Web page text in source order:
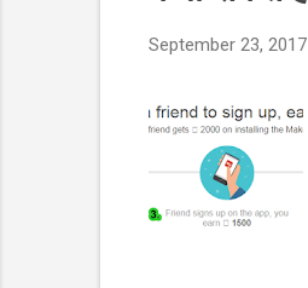
September 23, 2017